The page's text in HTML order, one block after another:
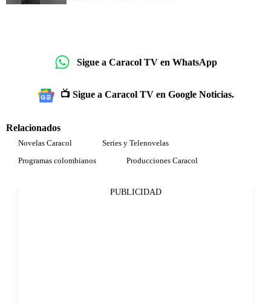
Sigue a Caracol TV en WhatsApp
📺 Sigue a Caracol TV en Google Noticias.
Relacionados
Novelas Caracol
Series y Telenovelas
Programas colombianos
Producciones Caracol
PUBLICIDAD